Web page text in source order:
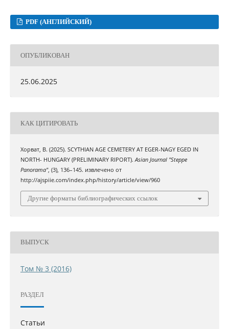
PDF (АНГЛИЙСКИЙ)
ОПУБЛИКОВАН
25.06.2025
КАК ЦИТИРОВАТЬ
Хорват, В. (2025). SCYTHIAN AGE CEMETERY AT EGER-NAGY EGED IN
NORTH- HUNGARY (PRELIMINARY RIPORT).Asian Journal "Steppe
Panorama", (3), 136–145. извлечено от
http://ajspiie.com/index.php/history/article/view/960
Другие форматы библиографических ссылок
ВЫПУСК
Том № 3 (2016)
РАЗДЕЛ
Статьи